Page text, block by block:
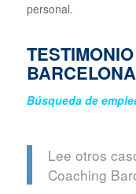
personal.
BARCELONA
Búsqueda de
Lee otros
Coaching